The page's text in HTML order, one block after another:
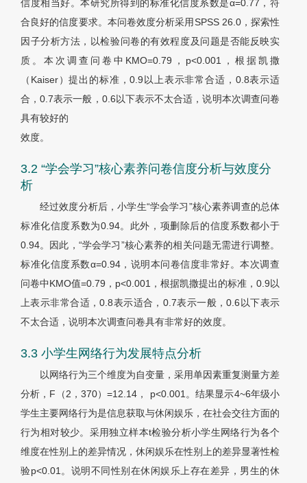
信度相当好。本研究所得到的标准化信度系数是α=0.77，符
合良好的信度要求。本问卷效度分析采用SPSS 26.0，探索性
因子分析方法，以检验问卷的有效程度及问题是否能反映实
质。本次调查问卷中KMO=0.79，p<0.001，根据凯撒
（Kaiser）提出的标准，0.9以上表示非常合适，0.8表示适
合，0.7表示一般，0.6以下表示不太合适，说明本次调查问卷
具有较好的
效度。
3.2 “学会学习”核心素养问卷信度分析与效度分
析
经过效度分析后，小学生“学会学习”核心素养调查的总体
标准化信度系数为0.94。此外，项删除后的信度系数都小于
0.94。因此，“学会学习”核心素养的相关问题无需进行调整。
标准化信度系数α=0.94，说明本问卷信度非常好。本次调查
问卷中KMO值=0.79，p<0.001，根据凯撒提出的标准，0.9以
上表示非常合适，0.8表示适合，0.7表示一般，0.6以下表示
不太合适，说明本次调查问卷具有非常好的效度。
3.3 小学生网络行为发展特点分析
以网络行为三个维度为自变量，采用单因素重复测量方差
分析，F（2，370）=12.14， p<0.001。结果显示4~6年级小
学生主要网络行为是信息获取与休闲娱乐，在社会交往方面的
行为相对较少。采用独立样本t检验分析小学生网络行为各个
维度在性别上的差异情况，休闲娱乐在性别上的差异显著性检
验p<0.01。说明不同性别在休闲娱乐上存在差异，男生的休